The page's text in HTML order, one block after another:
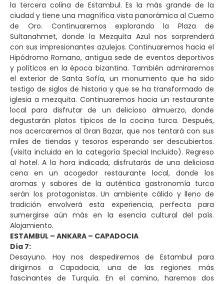
la tercera colina de Estambul. Es la más grande de la
ciudad y tiene una magnífica vista panorámica al Cuerno
de Oro. Continuaremos explorando la Plaza de
Sultanahmet, donde la Mezquita Azul nos sorprenderá
con sus impresionantes azulejos. Continuaremos hacia el
Hipódromo Romano, antigua sede de eventos deportivos
y políticos en la época bizantina. También admiraremos
el exterior de Santa Sofía, un monumento que ha sido
testigo de siglos de historia y que se ha transformado de
iglesia a mezquita. Continuaremos hacia un restaurante
local para disfrutar de un delicioso almuerzo, donde
degustarán platos típicos de la cocina turca. Después,
nos acercaremos al Gran Bazar, que nos tentará con sus
miles de tiendas y tesoros esperando ser descubiertos.
(visita incluida en la categoría Special Incluido). Regreso
al hotel. A la hora indicada, disfrutarás de una deliciosa
cena en un acogedor restaurante local, donde los
aromas y sabores de la auténtica gastronomía turca
serán los protagonistas. Un ambiente cálido y lleno de
tradición envolverá esta experiencia, perfecta para
sumergirse aún más en la esencia cultural del país.
Alojamiento.
ESTAMBUL – ANKARA – CAPADOCIA
Día 7:
Desayuno. Hoy nos despediremos de Estambul para
dirigirnos a Capadocia, una de las regiones más
fascinantes de Turquía. En el camino, haremos dos